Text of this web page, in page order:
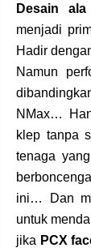
Desain
menjadi
Hadir
Namun
NMax…
klep tanpa
tenaga
ini… Dan
untuk
jika PCX